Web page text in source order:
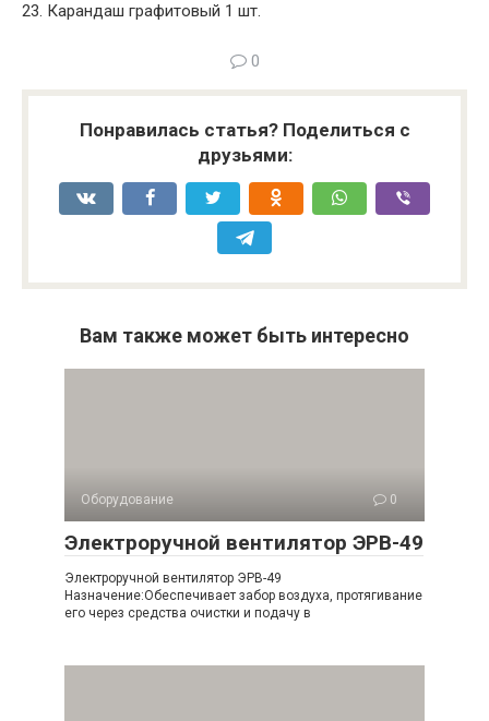
23. Карандаш графитовый 1 шт.
0
Понравилась статья? Поделиться с
друзьями:
Вам также может быть интересно
Оборудование 0
Электроручной вентилятор ЭРВ-49
Электроручной вентилятор ЭРВ-49
Назначение:Обеспечивает забор воздуха, протягивание
его через средства очистки и подачу в